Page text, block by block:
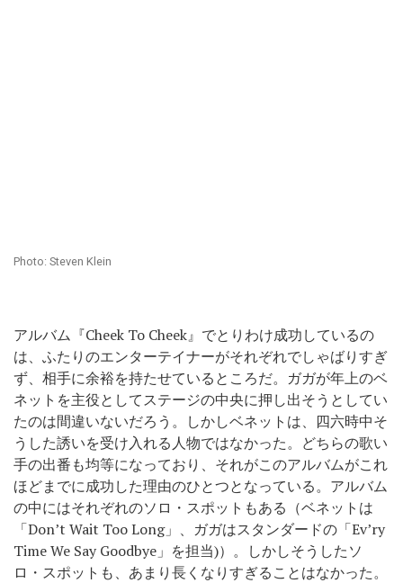
Photo: Steven Klein
アルバム『Cheek To Cheek』でとりわけ成功しているの
は、ふたりのエンターテイナーがそれぞれでしゃばりすぎ
ず、相手に余裕を持たせているところだ。ガガが年上のベ
ネットを主役としてステージの中央に押し出そうとしてい
たのは間違いないだろう。しかしベネットは、四六時中そ
うした誘いを受け入れる人物ではなかった。どちらの歌い
手の出番も均等になっており、それがこのアルバムがこれ
ほどまでに成功した理由のひとつとなっている。アルバム
の中にはそれぞれのソロ・スポットもある（ベネットは
「Don’t Wait Too Long」、ガガはスタンダードの「Ev’ry
Time We Say Goodbye」を担当)）。しかしそうしたソ
ロ・スポットも、あまり長くなりすぎることはなかった。